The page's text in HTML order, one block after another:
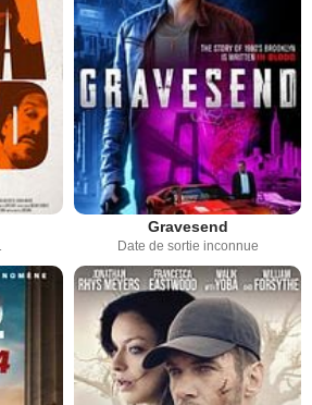
Gravesend
Date de sortie inconnue